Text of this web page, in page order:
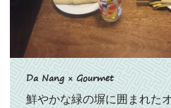
Da Nang × Gourmet
鮮やかな緑の塀に囲まれた